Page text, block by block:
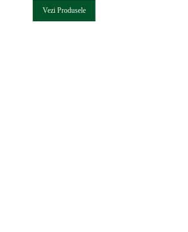
Vezi Produsele